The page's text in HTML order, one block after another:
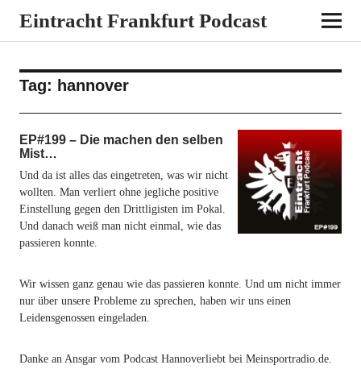
Eintracht Frankfurt Podcast
Tag: hannover
EP#199 – Die machen den selben
Mist…
Und da ist alles das eingetreten, was wir nicht
wollten. Man verliert ohne jegliche positive
Einstellung gegen den Drittligisten im Pokal.
Und danach weiß man nicht einmal, wie das
passieren konnte.
Wir wissen ganz genau wie das passieren konnte. Und um nicht immer
nur über unsere Probleme zu sprechen, haben wir uns einen
Leidensgenossen eingeladen.
Danke an Ansgar vom Podcast Hannoverliebt bei Meinsportradio.de.